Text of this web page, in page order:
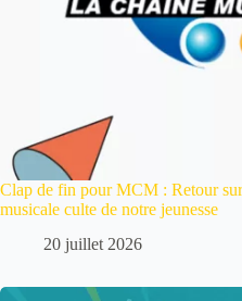
Clap de fin pour MCM : Retour
musicale culte de notre jeunesse
20 juillet 2026